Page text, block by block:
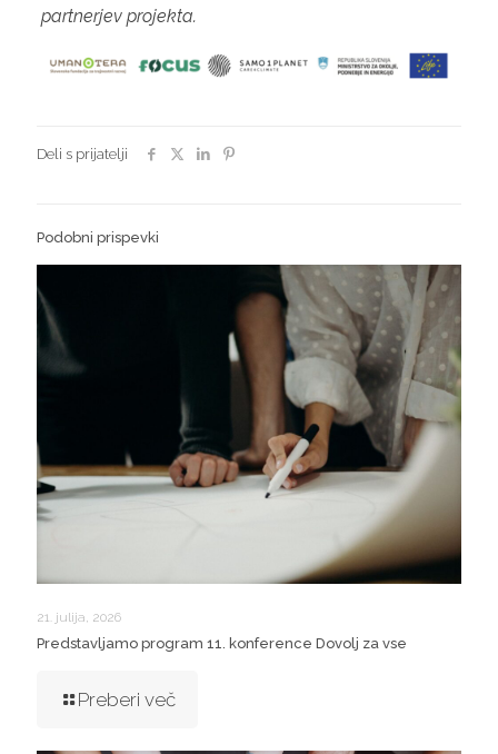
partnerjev projekta.
Deli s prijatelji
Podobni prispevki
21. julija, 2026
Predstavljamo program 11. konference Dovolj za vse
Preberi več